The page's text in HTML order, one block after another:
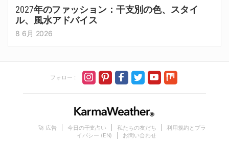
2027年のファッション：干支別の色、スタイ
ル、風水アドバイス
8 6月 2026
フォロー :
🚀 広告 今日の干支占い 私たちの友だち
利用規約とプラ
イバシー (EN)
お問い合わせ